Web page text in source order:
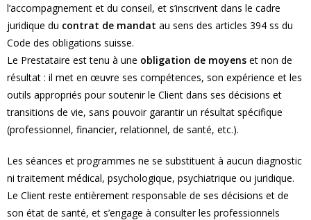
l’accompagnement et du conseil, et s’inscrivent dans le cadre
juridique du contrat de mandat au sens des articles 394 ss du
Code des obligations suisse.
Le Prestataire est tenu à une obligation de moyens et non de
résultat : il met en œuvre ses compétences, son expérience et les
outils appropriés pour soutenir le Client dans ses décisions et
transitions de vie, sans pouvoir garantir un résultat spécifique
(professionnel, financier, relationnel, de santé, etc.).
Les séances et programmes ne se substituent à aucun diagnostic
ni traitement médical, psychologique, psychiatrique ou juridique.
Le Client reste entièrement responsable de ses décisions et de
son état de santé, et s’engage à consulter les professionnels